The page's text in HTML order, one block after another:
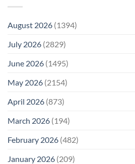
August 2026 (1394)
July 2026 (2829)
June 2026 (1495)
May 2026 (2154)
April 2026 (873)
March 2026 (194)
February 2026 (482)
January 2026 (209)